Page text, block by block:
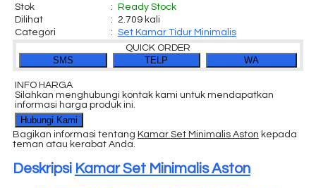
Stok
: Ready Stock
Dilihat
:
2.709 kali
Categori
: Set Kamar Tidur Minimalis
QUICK ORDER
SMS TELP WA
INFO HARGA
Silahkan menghubungi kontak kami untuk mendapatkan
informasi harga produk ini.
Hubungi Kami
Bagikan informasi tentang Kamar Set Minimalis Aston kepada
teman atau kerabat Anda.
Deskripsi Kamar Set Minimalis Aston